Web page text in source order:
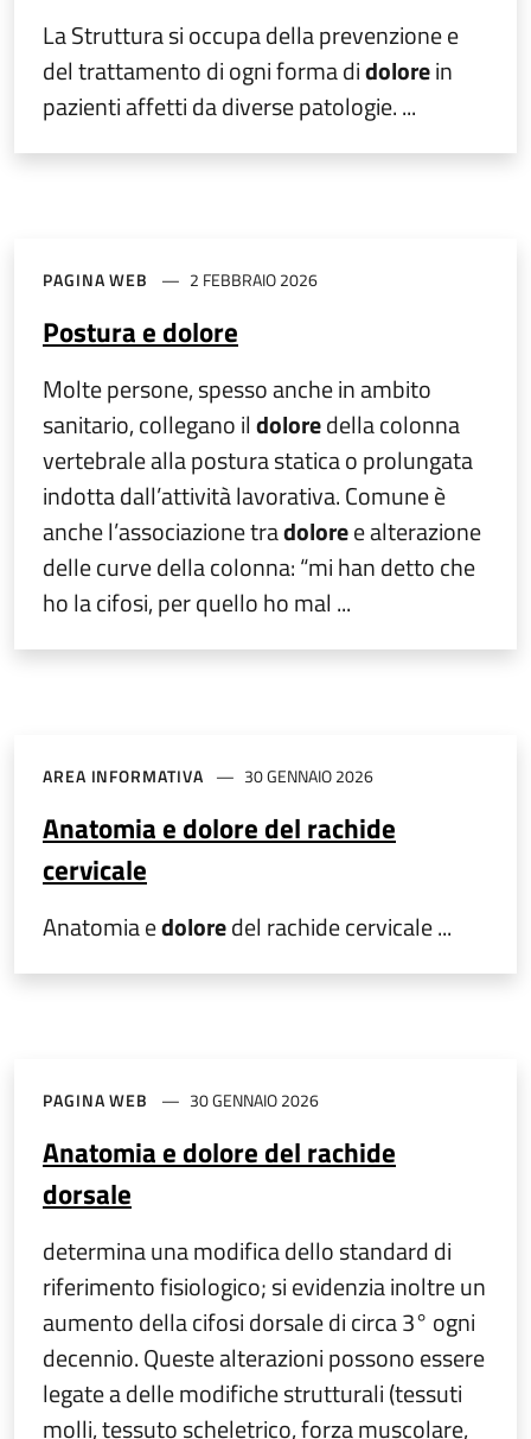
La Struttura si occupa della prevenzione e
del trattamento di ogni forma didolorein
pazienti affetti da diverse patologie. ...
PAGINA WEB 2 FEBBRAIO 2026
Postura e dolore
Molte persone, spesso anche in ambito
sanitario, collegano ildoloredella colonna
vertebrale alla postura statica o prolungata
indotta dall’attività lavorativa. Comune è
anche l’associazione tradoloree alterazione
delle curve della colonna: “mi han detto che
ho la cifosi, per quello ho mal ...
AREA INFORMATIVA 30 GENNAIO 2026
Anatomia e dolore del rachide
cervicale
Anatomia edoloredel rachide cervicale ...
PAGINA WEB 30 GENNAIO 2026
Anatomia e dolore del rachide
dorsale
determina una modifica dello standard di
riferimento fisiologico; si evidenzia inoltre un
aumento della cifosi dorsale di circa 3° ogni
decennio. Queste alterazioni possono essere
legate a delle modifiche strutturali (tessuti
molli, tessuto scheletrico, forza muscolare,